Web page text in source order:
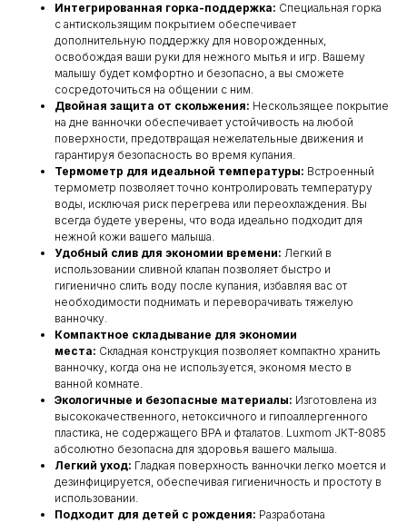
Интегрированная горка-поддержка: Специальная горка
с антискользящим покрытием обеспечивает
дополнительную поддержку для новорожденных,
освобождая ваши руки для нежного мытья и игр. Вашему
малышу будет комфортно и безопасно, а вы сможете
сосредоточиться на общении с ним.
Двойная защита от скольжения: Нескользящее покрытие
на дне ванночки обеспечивает устойчивость на любой
поверхности, предотвращая нежелательные движения и
гарантируя безопасность во время купания.
Термометр для идеальной температуры: Встроенный
термометр позволяет точно контролировать температуру
воды, исключая риск перегрева или переохлаждения. Вы
всегда будете уверены, что вода идеально подходит для
нежной кожи вашего малыша.
Удобный слив для экономии времени: Легкий в
использовании сливной клапан позволяет быстро и
гигиенично слить воду после купания, избавляя вас от
необходимости поднимать и переворачивать тяжелую
ванночку.
Компактное складывание для экономии
места: Складная конструкция позволяет компактно хранить
ванночку, когда она не используется, экономя место в
ванной комнате.
Экологичные и безопасные материалы: Изготовлена из
высококачественного, нетоксичного и гипоаллергенного
пластика, не содержащего BPA и фталатов. Luxmom JKT-8085
абсолютно безопасна для здоровья вашего малыша.
Легкий уход: Гладкая поверхность ванночки легко моется и
дезинфицируется, обеспечивая гигиеничность и простоту в
использовании.
Подходит для детей с рождения: Разработана